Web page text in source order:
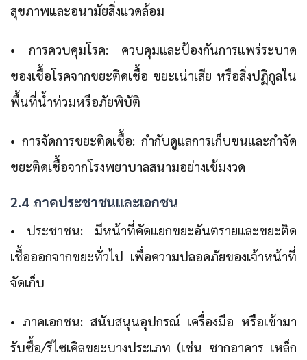
สุขภาพและอนามัยสิ่งแวดล้อม
• การควบคุมโรค: ควบคุมและป้องกันการแพร่ระบาด
ของเชื้อโรคจากขยะติดเชื้อ ขยะเน่าเสีย หรือสิ่งปฏิกูลใน
พื้นที่น้ำท่วมหรือภัยพิบัติ
• การจัดการขยะติดเชื้อ: กำกับดูแลการเก็บขนและกำจัด
ขยะติดเชื้อจากโรงพยาบาลสนามอย่างเข้มงวด
2.4 ภาคประชาชนและเอกชน
• ประชาชน: มีหน้าที่คัดแยกขยะอันตรายและขยะติด
เชื้อออกจากขยะทั่วไป เพื่อความปลอดภัยของเจ้าหน้าที่
จัดเก็บ
• ภาคเอกชน: สนับสนุนอุปกรณ์ เครื่องมือ หรือเข้ามา
รับซื้อ/รีไซเคิลขยะบางประเภท (เช่น ซากอาคาร เหล็ก